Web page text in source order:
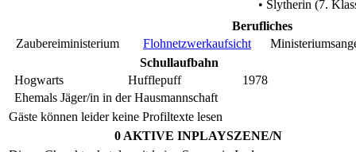
• Slytherin (7.
Berufliches
Zaubereiministerium
Flohnetzwerkaufsicht
Schullaufbahn
Hogwarts
Hufflepuff
1978
Ehemals Jäger/in in der Hausmannschaft
Gäste können leider keine Profiltexte lesen
0 AKTIVE INPLAYSZENE/N